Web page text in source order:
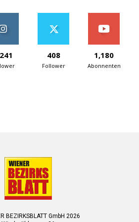
408
Follower
1,180
Abonnenten
BEZIRKSBLATT GmbH 2026